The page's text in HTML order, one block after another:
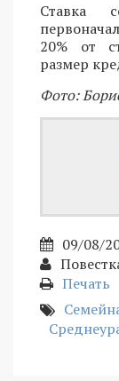
Ставка
20% от
размер
Фото:
09/08/
Печать